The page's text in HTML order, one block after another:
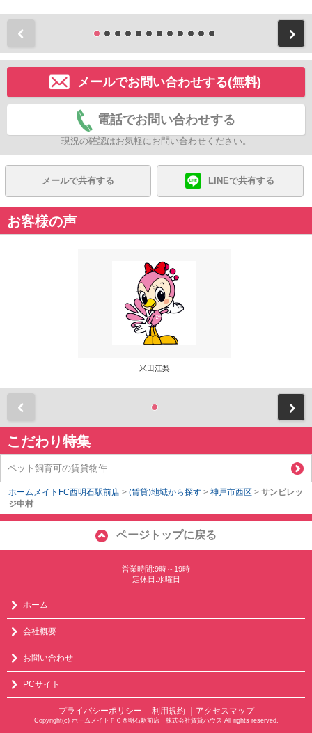
メールでお問い合わせする(無料)
電話でお問い合わせする
現況の確認はお気軽にお問い合わせください。
メールで共有する LINEで共有する
お客様の声
米田江梨
こだわり特集
ペット飼育可の賃貸物件
ホームメイトFC西明石駅前店 > (賃貸)地域から探す > 神戸市西区 > サンビレッ
ジ中村
ページトップに戻る
営業時間:9時～19時
定休日:水曜日
ホーム
会社概要
お問い合わせ
PCサイト
プライバシーポリシー 利用規約 ｜アクセスマップ
Copyright(c) ホームメイトＦＣ西明石駅前店 株式会社賃貸ハウス All rights reserved.